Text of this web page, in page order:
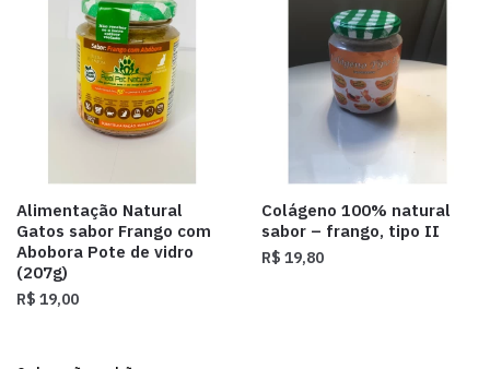
Alimentação Natural
Gatos sabor Frango com
Abobora Pote de vidro
(207g)
R$ 19,00
Colágeno 100% natural
sabor – frango, tipo II
R$ 19,80